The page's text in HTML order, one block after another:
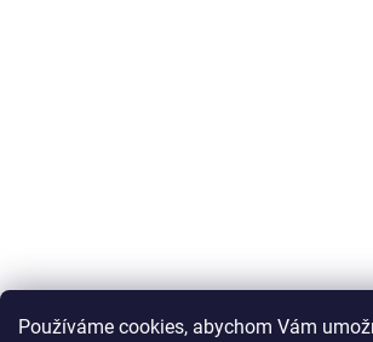
Používáme cookies, abychom Vám